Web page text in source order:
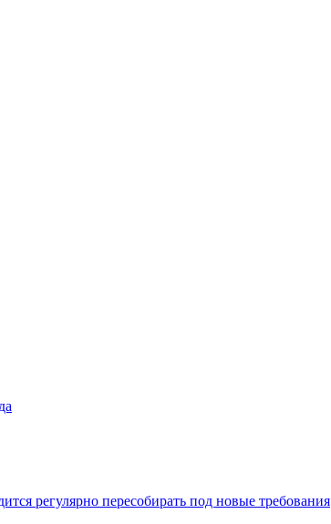
регулярно пересобирать под новые требования